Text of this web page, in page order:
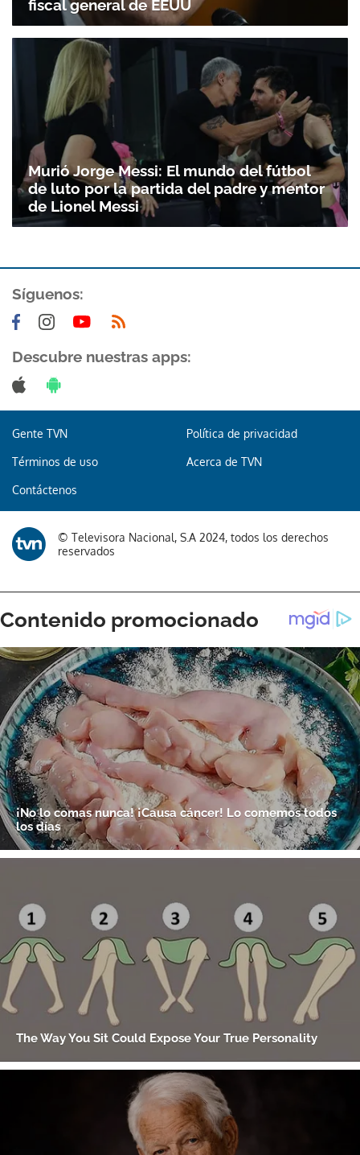
Gracias por suscribirte a nuestro boletín.
fiscal general de EEUU
Murió Jorge Messi: El mundo del fútbol
de luto por la partida del padre y mentor
de Lionel Messi
Síguenos:
Descubre nuestras apps:
Gente TVN Política de privacidad
Términos de uso Acerca de TVN
Contáctenos
© Televisora Nacional, S.A 2024, todos los derechos
reservados